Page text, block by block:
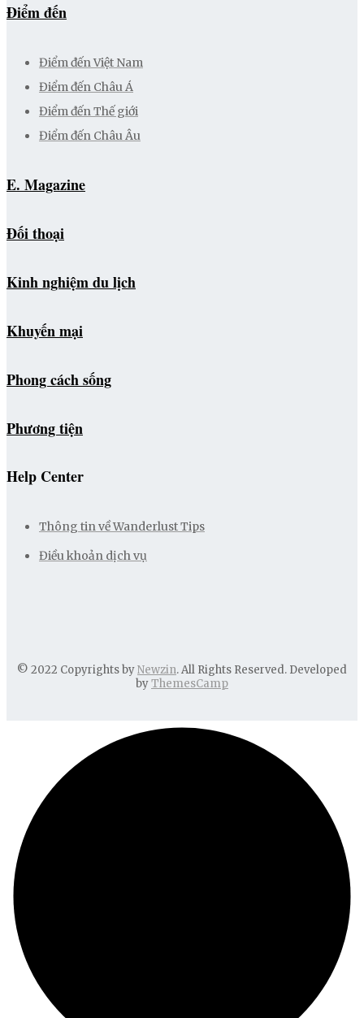
Điểm đến
Điểm đến Việt Nam
Điểm đến Châu Á
Điểm đến Thế giới
Điểm đến Châu Âu
E. Magazine
Đối thoại
Kinh nghiệm du lịch
Khuyến mại
Phong cách sống
Phương tiện
Help Center
Thông tin về Wanderlust Tips
Điều khoản dịch vụ
© 2022 Copyrights byNewzin. All Rights Reserved. Developed
byThemesCamp